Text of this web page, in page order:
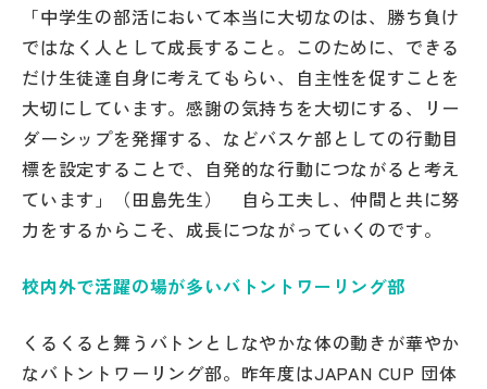
「中学生の部活において本当に大切なのは、勝ち負け
ではなく人として成長すること。このために、できる
だけ生徒達自身に考えてもらい、自主性を促すことを
大切にしています。感謝の気持ちを大切にする、リー
ダーシップを発揮する、などバスケ部としての行動目
標を設定することで、自発的な行動につながると考え
ています」（田島先生） 自ら工夫し、仲間と共に努
力をするからこそ、成長につながっていくのです。
校内外で活躍の場が多いバトントワーリング部
くるくると舞うバトンとしなやかな体の動きが華やか
なバトントワーリング部。昨年度はJAPAN CUP 団体